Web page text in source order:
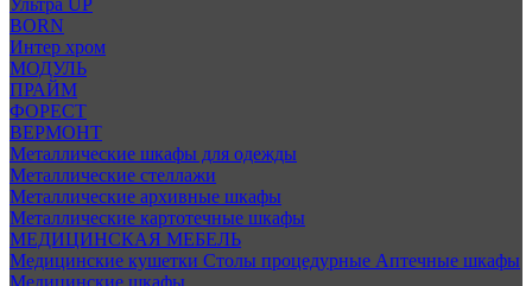
Ультра UP
BORN
Интер хром
МОДУЛЬ
ПРАЙМ
ФОРЕСТ
ВЕРМОНТ
Металлические шкафы для одежды
Металлические стеллажи
Металлические архивные шкафы
Металлические картотечные шкафы
МЕДИЦИНСКАЯ МЕБЕЛЬ
Медицинские кушетки Столы процедурные Аптечные шкафы